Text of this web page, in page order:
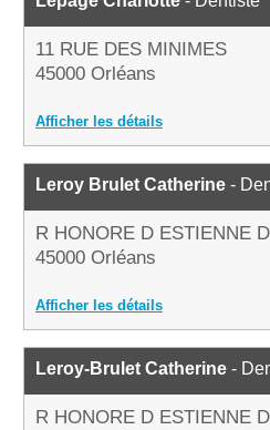
11 RUE DES MINIMES
45000 Orléans
Afficher les détails
Leroy Brulet Catherine -
R HONORE D ESTIENNE
45000 Orléans
Afficher les détails
Leroy-Brulet Catherine -
R HONORE D ESTIENNE